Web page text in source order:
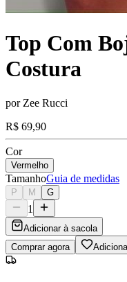
Top Com
Costura
por Zee Rucci
R$ 69,90
Cor
Vermelho
TamanhoGuia de medidas
P M G
1
Adicionar à sacola
Comprar agora